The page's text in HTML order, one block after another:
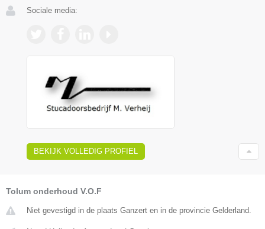
Sociale media:
BEKIJK VOLLEDIG PROFIEL
Tolum onderhoud V.O.F
Niet gevestigd in de plaats Ganzert en in de provincie Gelderland.